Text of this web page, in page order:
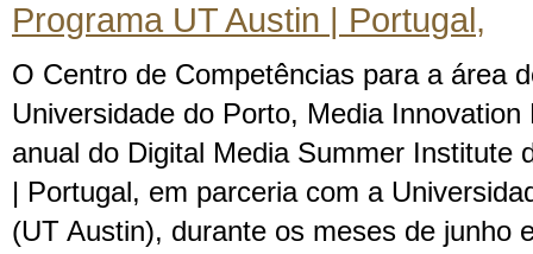
Programa UT Austin | Portugal,
O Centro de Competências para a área
Universidade do Porto, Media
anual do Digital Media Summer Institute
| Portugal, em parceria com a
(UT Austin), durante os meses de junho